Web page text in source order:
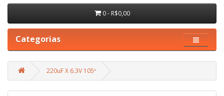
0 - R$0,00
Categorias
220uF X 6.3V 105º